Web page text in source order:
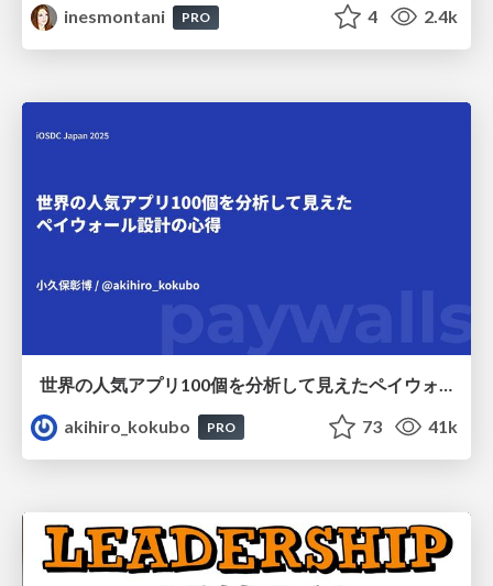
inesmontani
PRO 4 2.4k
akihiro_kokubo
PRO 73 41k